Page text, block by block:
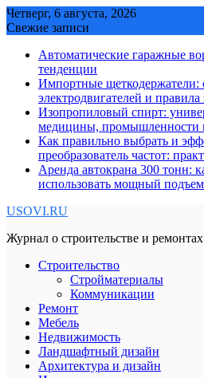
Skip
to
Четверг, 6 августа, 2026
Свежие записи
Автоматические гаражные
тенденции
Импортные щеткодержатели:
электродвигателей и
Изопропиловый спирт:
медицины, промышленности
Как правильно выбрать и
преобразователь частот:
Аренда автокрана 300 тонн:
использовать мощный
USOVI.RU
Журнал о строительстве и ремонтах
Строительство
Стройматериалы
Коммуникации
Ремонт
Мебель
Недвижимость
Ландшафтный дизайн
Архитектура и дизайн